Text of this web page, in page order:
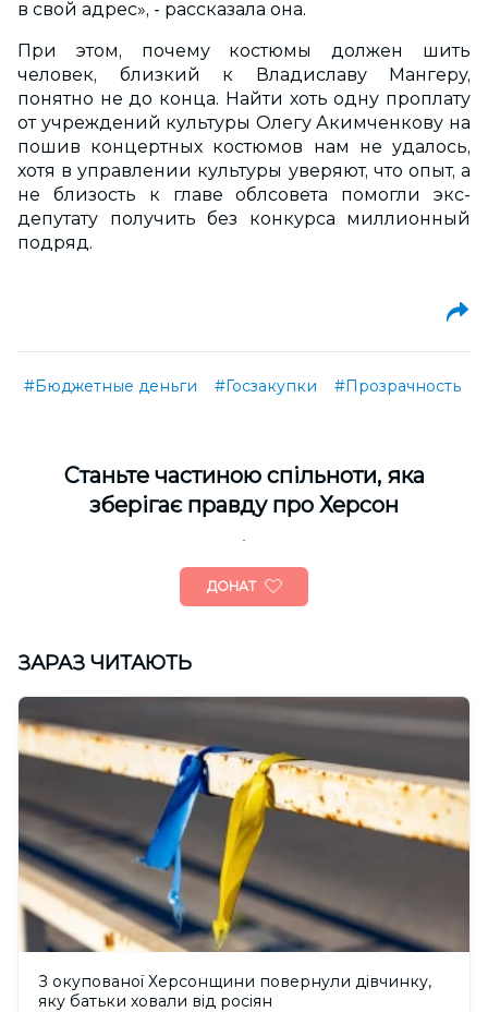
в свой адрес», - рассказала она.
При этом, почему костюмы должен шить
человек, близкий к Владиславу Мангеру,
понятно не до конца. Найти хоть одну проплату
от учреждений культуры Олегу Акимченкову на
пошив концертных костюмов нам не удалось,
хотя в управлении культуры уверяют, что опыт, а
не близость к главе облсовета помогли экс-
депутату получить без конкурса миллионный
подряд.
#Бюджетные деньги #Госзакупки #Прозрачность
Cтаньте частиною спільноти, яка
зберігає правду про Херсон
ДОНАТ
ЗАРАЗ ЧИТАЮТЬ
З окупованої Херсонщини повернули дівчинку,
яку батьки ховали від росіян